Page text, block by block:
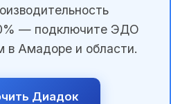
— подключите ЭДО
в Амадоре и области.
Диадок